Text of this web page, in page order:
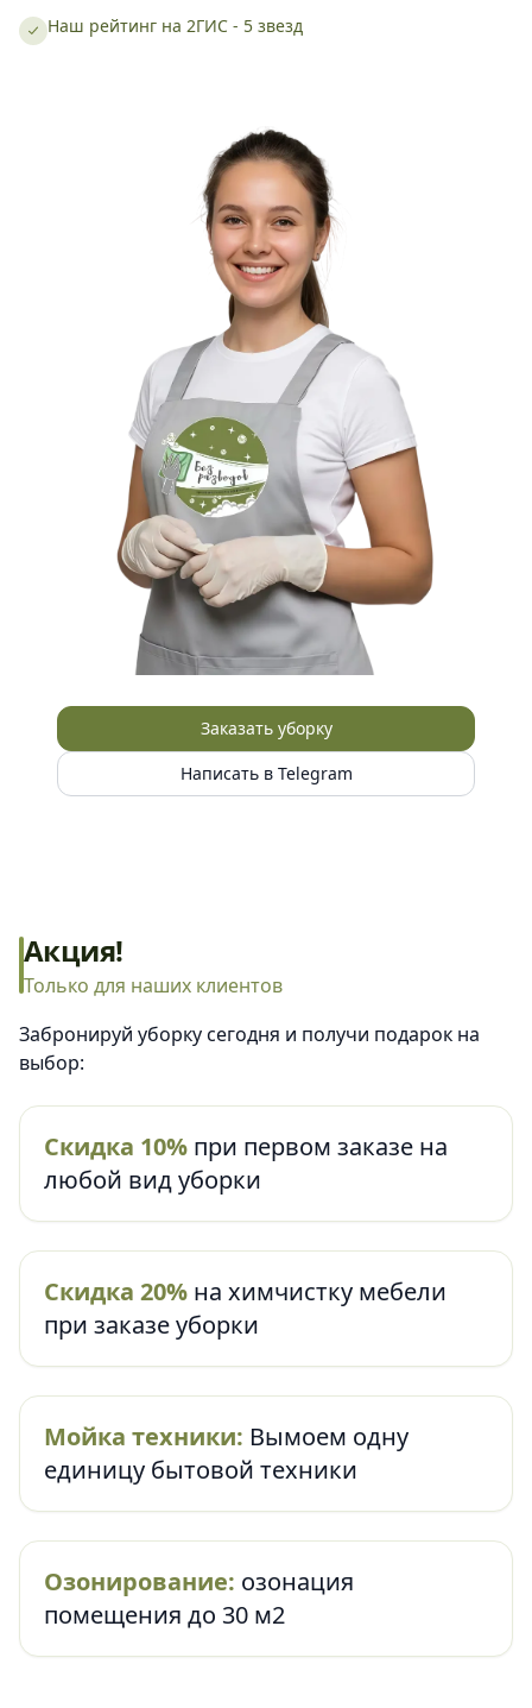
Наш рейтинг на 2ГИС - 5 звезд
Заказать уборку
Написать в Telegram
Акция!
Только для наших клиентов
Забронируй уборку сегодня и получи подарок на
выбор:
Скидка 10% при первом заказе на
любой вид уборки
Скидка 20% на химчистку мебели
при заказе уборки
Мойка техники: Вымоем одну
единицу бытовой техники
Озонирование: озонация
помещения до 30 м2